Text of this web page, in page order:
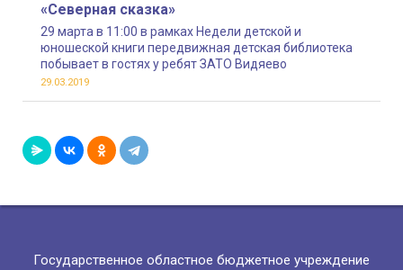
«Северная сказка»
29 марта в 11:00 в рамках Недели детской и
юношеской книги передвижная детская библиотека
побывает в гостях у ребят ЗАТО Видяево
29.03.2019
Государственное областное бюджетное учреждение